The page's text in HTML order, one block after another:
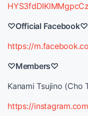
♡Official Facebook♡
https://
♡Members♡
Kanami Tsujino (Cho
https://